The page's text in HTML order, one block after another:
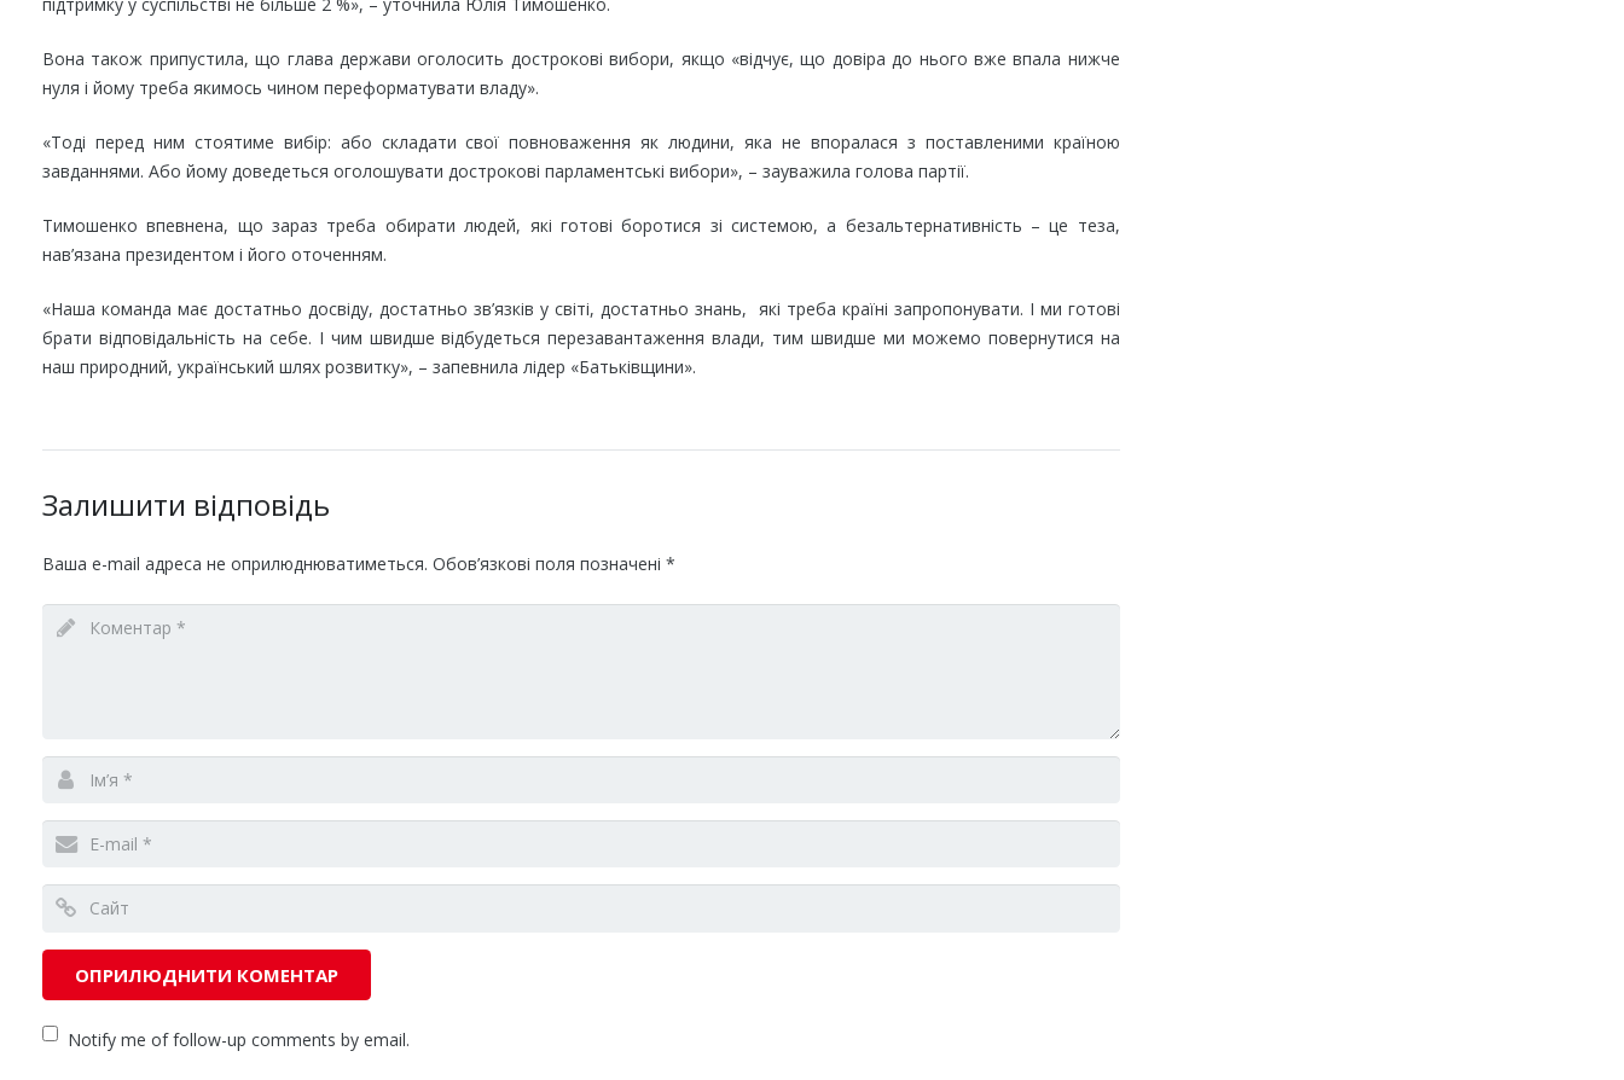
Вона також припустила, що глава держави оголосить дострокові вибори, якщо «відчує, що довіра до нього вже впала нижче
нуля і йому треба якимось чином переформатувати владу».
«Тоді перед ним стоятиме вибір: або складати свої повноваження як людини, яка не впоралася з поставленими країною
завданнями. Або йому доведеться оголошувати дострокові парламентські вибори», – зауважила голова партії.
Тимошенко впевнена, що зараз треба обирати людей, які готові боротися зі системою, а безальтернативність – це теза,
нав’язана президентом і його оточенням.
«Наша команда має достатньо досвіду, достатньо зв’язків у світі, достатньо знань, які треба країні запропонувати. І ми готові
брати відповідальність на себе. І чим швидше відбудеться перезавантаження влади, тим швидше ми можемо повернутися на
наш природний, український шлях розвитку», – запевнила лідер «Батьківщини».
Залишити відповідь
Ваша e-mail адреса не оприлюднюватиметься. Обов’язкові поля позначені *
Notify me of follow-up comments by email.